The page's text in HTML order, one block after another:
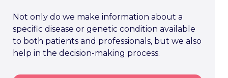
Not only do we make information about a
specific disease or genetic condition available
to both patients and professionals, but we also
help in the decision-making process.